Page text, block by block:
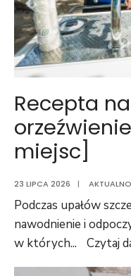
Recepta
miejsc]
23 LIPCA 2026 |
Podczas upałów
nawodnienie i
w których... Czytaj